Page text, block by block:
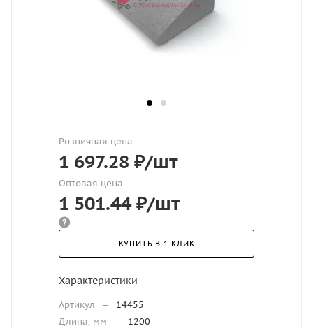
Розничная цена
1 697.28 ₽/шт
Оптовая цена
1 501.44₽/шт
КУПИТЬ В 1 КЛИК
Характеристики
Артикул —
14455
Длина, мм
—
1200